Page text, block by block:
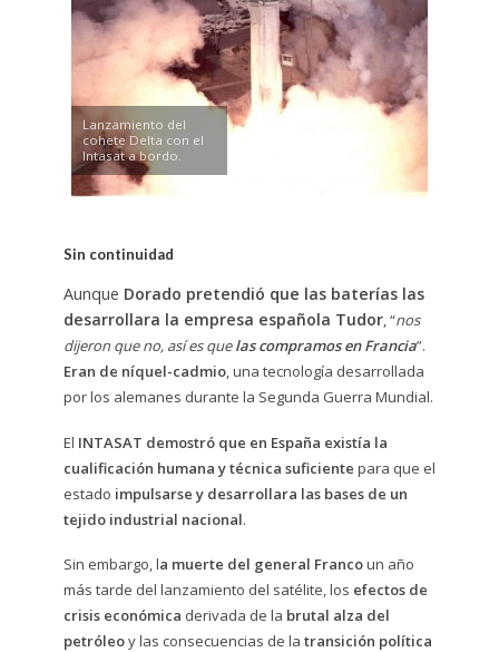
Lanzamiento del
cohete Delta con el
Intasat a bordo.
Sin continuidad
Aunque Dorado pretendió que las baterías las
desarrollara la empresa española Tudor, “nos
dijeron que no, así es quelas compramos en Francia”.
Eran de níquel-cadmio, una tecnología desarrollada
por los alemanes durante la Segunda Guerra Mundial.
El INTASAT demostró que en España existía la
cualificación humana y técnica suficiente para que el
estado impulsarse y desarrollara las bases de un
tejido industrial nacional.
Sin embargo, la muerte del general Francoun año
más tarde del lanzamiento del satélite, los efectos de
crisis económica derivada de la brutal alza del
petróleoy las consecuencias de la transición política